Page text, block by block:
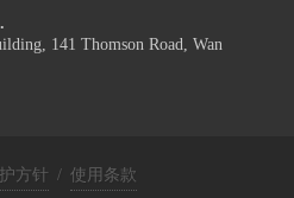
141 Thomson Road, Wan
方针 / 使用条款